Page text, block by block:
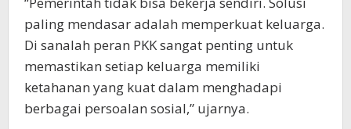
paling mendasar adalah memperkuat keluarga.
Di sanalah peran PKK sangat penting untuk
memastikan setiap keluarga memiliki
ketahanan yang kuat dalam menghadapi
berbagai persoalan sosial,” ujarnya.